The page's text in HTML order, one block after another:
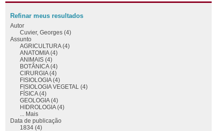
Refinar meus resultados
Autor
Cuvier, Georges (4)
Assunto
AGRICULTURA (4)
ANATOMIA (4)
ANIMAIS (4)
BOTÂNICA (4)
CIRURGIA (4)
FISIOLOGIA (4)
FISIOLOGIA VEGETAL (4)
FÍSICA (4)
GEOLOGIA (4)
HIDROLOGIA (4)
... Mais
Data de publicação
1834 (4)